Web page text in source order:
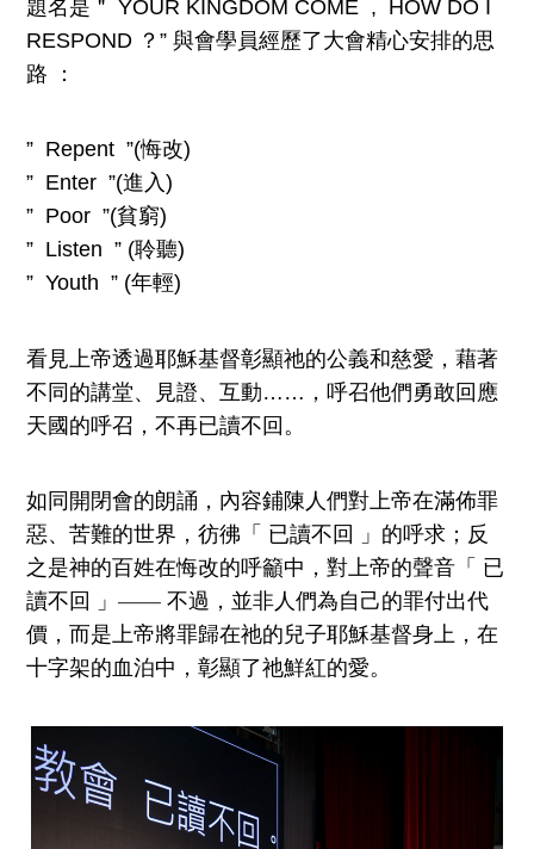
題名是＂ YOUR KINGDOM COME , HOW DO I
RESPOND ？” 與會學員經歷了大會精心安排的思
路 ：
” Repent ”(悔改)
” Enter ”(進入)
” Poor ”(貧窮)
” Listen ” (聆聽)
” Youth ” (年輕)
看見上帝透過耶穌基督彰顯祂的公義和慈愛，藉著
不同的講堂、見證、互動……，呼召他們勇敢回應
天國的呼召，不再已讀不回。
如同開閉會的朗誦，內容鋪陳人們對上帝在滿佈罪
惡、苦難的世界，彷彿「 已讀不回 」的呼求；反
之是神的百姓在悔改的呼籲中，對上帝的聲音「 已
讀不回 」——不過，並非人們為自己的罪付出代
價，而是上帝將罪歸在祂的兒子耶穌基督身上，在
十字架的血泊中，彰顯了祂鮮紅的愛。